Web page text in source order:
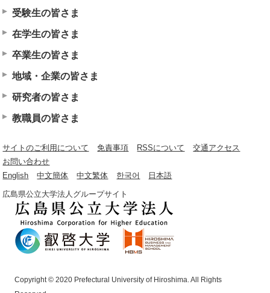
受験生の皆さま
在学生の皆さま
卒業生の皆さま
地域・企業の皆さま
研究者の皆さま
教職員の皆さま
サイトのご利用について 免責事項 RSSについて
交通アクセス
お問い合わせ
English
中文簡体 中文繁体 한국어 日本語
広島県公立大学法人グループサイト
Copyright © 2020 Prefectural University of Hiroshima. All Rights